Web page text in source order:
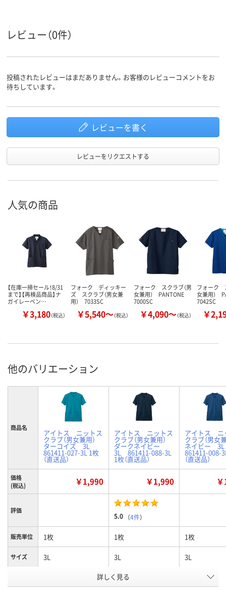
レビュー（0件）
投稿されたレビューはまだありません。お客様のレビューコメントをお
待ちしています。
レビューを書く
レビューをリクエストする
人気の商品
【在庫一掃セール！8/31
まで】【再検品商品】ナ
ガイレーベン…
￥3,180（税込）
フォーク ディッキー
ズ スクラブ（男女兼
用） 7033SC
￥5,540～（税込）
フォーク スクラブ（男
女兼用） PANTONE
7000SC
￥4,090～（税込）
フォーク
女兼用）
7042SC
￥
他のバリエーション
商品名
アイトス ニットス
クラブ（男女兼用）
ターコイズ 3L
861411-027-3L 1枚
（直送品）
アイトス ニットス
クラブ（男女兼用）
ダークネイビー
3L 861411-088-3L
1枚（直送品）
アイトス ニ
クラブ（男女
ネイビー
861411-008-
（直送品）
価格
(税込)
￥1,990 ￥1,990
評価
5.0 （4件）
販売単位 1枚 1枚 1枚
サイズ 3L 3L 3L
ダークネイビー ネイビー
詳しく見る